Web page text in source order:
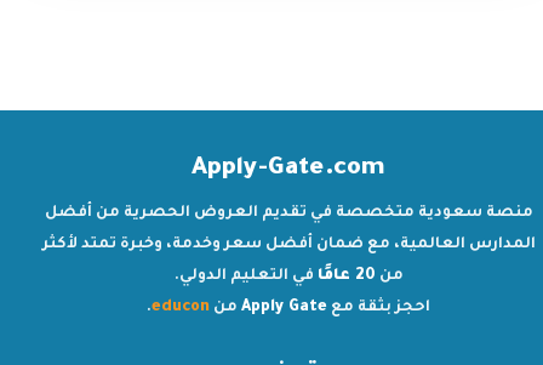
Apply-Gate.com
منصة سعودية متخصصة في تقديم العروض الحصرية من أفضل
المدارس العالمية، مع ضمان أفضل سعر وخدمة، وخبرة تمتد لأكثر
من 20 عامًا
في التعليم الدولي.
احجز بثقة مع Apply Gate من educon
.